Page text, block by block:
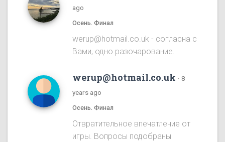
ago
Осень. Финал
werup@hotmail.co.uk - согласна с
Вами, одно разочарование.
werup@hotmail.co.uk · 8
years ago
Осень. Финал
Отвратительное впечатление от
игры. Вопросы подобраны